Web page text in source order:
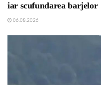
iar scufundarea barjelor
06.08.2026